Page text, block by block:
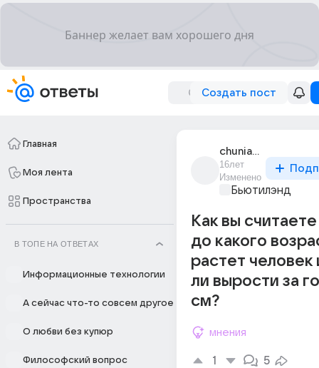
Создать пост
Главная
Моя лента
Пространства
В ТОПЕ НА ОТВЕТАХ
Информационные технологии
А сейчас что-то совсем другое
О любви без купюр
Философский вопрос
chunia_13
16лет
Изменено
Бьютилэнд
Как вы
до какого
растет
ли вырости за
см?
мнения
1 5